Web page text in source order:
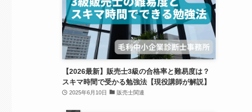
【2026最新】販売士3級の合格率と難易度は？
スキマ時間で受かる勉強法【現役講師が解説】
2025年6月10日 販売士関連